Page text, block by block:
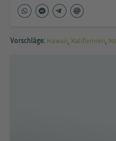
Vorschläge: Hawaii Kalifornien